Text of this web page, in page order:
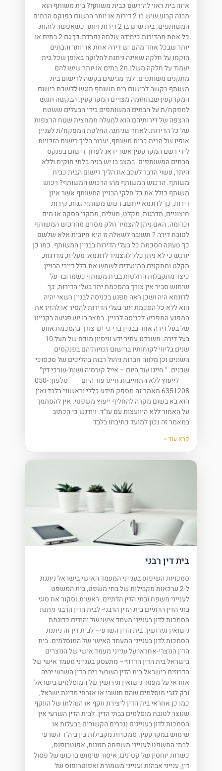
איזה בית ראוי להירשם כבית משותף? בית משותף הוא
מבנה קבוע שיש בו 2 דירות או יותר הרשום בפנקס הבתים
המשותפים. בית שיש בו 2 דירות ויותר כשאפשר לזהות
כל אחת מהדירות כיחידה שלמה נפרדת.כך גם 2 בתים או
יותר שבכל אחד מהם יש דירה אחת או יותר והבתים
הוקמו על חלקה שאינה ניתנת לחלוקה באופן שכל בית
יעמוד על חלקה משלו.מ2 בתים או יותר שיש להם
מתקנים משותפים. למי מגישים בקשה לרישום בית
משותף בקשה לרישום בית משותף תוגש ללשכת רישום
המקרקעין שבתחומה מצויים המקרקעין. הבקשה תוגש
למפקח/ת על הבתים המשותפים בידי הבעלים ששטח
הרצפה של דירותיהם הוא למעלה ממחצית שטח הרצפות
של כל הדירות. לאחר שניתנה החלטת המפקח/ת לעניין
אופיו של הבית כבית משותף, יעבור הליך רישום הזכויות
לידי רשם המקרקעין אשר ידאג לערוך רישום בפנקס
הבתים המשותפים. במצב בו יש בניה בלתי חוקית וללא
היתר, עשוי הדבר לעכב את הליך רישום הבית כבית
משותף. הרכוש המשותף מהו הרכוש המשותף? רכוש
משותף כולל את כל חלקי הבניין המשותף אשר אינן
דירות, כך לדוגמא ייחשב רכוש משותף: גגות, קירות
חיצוניים, מדרגות, מקלט, מעלית, מתקני הסקה או מים
וכדומה. האם ניתן להצמיד חלק מסוים מהרכוש המשותף
לטובת דירה ? תשובה לשאלה זו היא חיובית אלא שלשם
כך טעונה הסכמת כל בעלי הדירות בבניין המשותף. כמו כן
יודגש כי לא ניתן כלל להצמיד לדוגמא: מעלית, מדרגות,
מקלט ומתקנים המיועדים לשמש את כלל דיירי הבניין.
כיצד מתקבלות החלטות בבית משותף כשמדובר על
שימוש סביר אין צורך בהסכמת יתר בעלי הדירות, כך
לדוגמא היה ושכן ראה מפגע בכניסה לבניין רשאי יהיה
הוא ללא כל הסכמת יתר בעלי הדירות להסיר או להזיז את
המפגע המפריע לכניסה לבניין. במצב בו יש פגיעה בקניינו
של בעל דירה אחר בבניין ברי כי יש צורך בהסכמת אותו
בעל דירה. משרדנו עתיר ידע וניסיון מוכח של מעל 10
שנים בליווי לקוחותיו ברישום זכויותיהם בפנקסים
השונים וכן מלווה חברות ניהול רבות בהליכים של סכסוכי
שכנים. " חייגו עוד היום – אייל קורסיה ושות'-עורכי דין"
לייעוץ ללא התחייבות חייגו עוד היום טלפון: 050-
6351208 מאמר זה מספק מידע כללי וראשוני בלבד ואין
הוא בא בשום מקרה להחליף ייעוץ משפטי. אין להסתמך
על האמור ללא היוועצות עם עו"ד. ויודגש כי הכתוב
במאמר זה נכון למועד כתיבתו בלבד
קרא עוד »
בית דין רבני
סמכויות השיפוט בענייני המעמד האישי בישראל ניתנת
ל-2 ערכאות מקבילות של בתי משפט, בית המשפט
לענייני משפח ובתי הדין הדתיים. ראשית נסקור את סוגי
בתי הדין הדתיים בית הדין הרבני- לבית הדין הרבני ניתנת
הסמכות לדון בענייני מעמד אישי של יהודים כדוגמת
נישואין וגירושין. בית הדין השרעי– לבית דין זה ניתנת
הסמכות לדון בענייני המעמד האישי של המוסלמים. בית
הדין הנוצרי-אחראי על ענייני מעמד אישי של הנוצרים
בישראל בית הדין הדרוזי– מתעסק בענייני מעמד אישי של
הדרוזים בישראל בית הדין השרעי בית הדין השרעי יהיה
אחראי על מעמד נישואין וגירושין של המוסלמים בישראל
ורק לגבי מוסלמים שהם תושבי או אזרחי מדינת ישראל,
כמו כן אחראי בית הדין ליצירת ווקף או הנהלתו של הווקף
שנוצר לטובת מוסלמים בבתי הדין. לבית הדין השרעי אין
הסמכות לדון בעניינים נגררים הקשורים בבעלות או
שימוש במקרקעין. סמכויות מקבילות בין ביה"ד השרעי
לבתי המשפט לענייני משפחה מזונות, אפוטרופוס,
כשרות יוחסין של קטינים, איסור שימוש ברכוש של פסול
דין, ענייני אבהות וענייני משמורת ואפוטרופוס של